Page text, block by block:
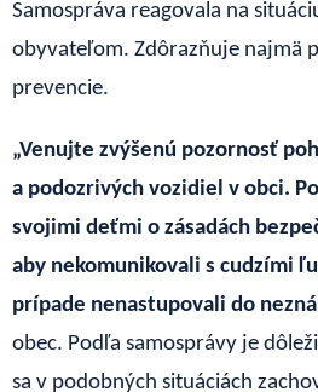
Samospráva reagovala na
obyvateľom. Zdôrazňuje najmä
prevencie.
„Venujte zvýšenú pozornosť
a podozrivých vozidiel v obci.
svojimi deťmi o zásadách
aby nekomunikovali s cudzími
prípade nenastupovali do
obec. Podľa samosprávy je
sa v podobných situáciách